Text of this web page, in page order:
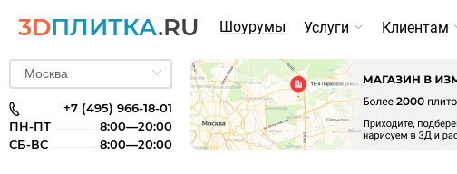
3DПЛИТКА.RU Шоурумы Услуги Клиентам
+7 (495) 966-18-01
ПН-ПТ
8:00—20:00
СБ-ВС
8:00—20:00